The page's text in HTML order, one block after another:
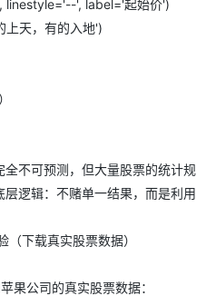
', label='起始价')
天，有的入地')
不可预测，但大量股票的统计规
逻辑：不赌单一结果，而是利用
下载真实股票数据）
果公司的真实股票数据：